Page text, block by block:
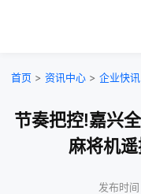
首页 > 资讯中心 > 企业快讯
节奏把控!嘉兴
麻将机
发布时